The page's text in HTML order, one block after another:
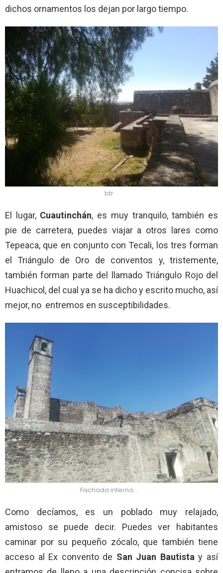
dichos ornamentos los dejan por largo tiempo.
btr
El lugar, Cuautinchán, es muy tranquilo, también es
pie de carretera, puedes viajar a otros lares como
Tepeaca, que en conjunto con Tecali, los tres forman
el Triángulo de Oro de conventos y, tristemente,
también forman parte del llamado Triángulo Rojo del
Huachicol, del cual ya se ha dicho y escrito mucho, así
mejor, no entremos en susceptibilidades.
Fachada interna…
Como decíamos, es un poblado muy relajado,
amistoso se puede decir. Puedes ver habitantes
caminar por su pequeño zócalo, que también tiene
acceso al Ex convento de San Juan Bautista y así